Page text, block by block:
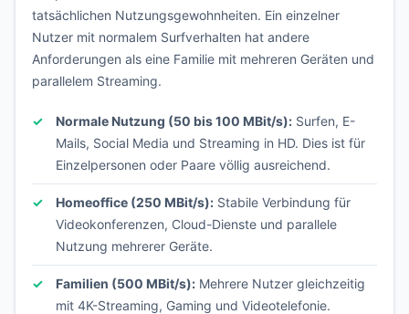
tatsächlichen Nutzungsgewohnheiten. Ein einzelner
Nutzer mit normalem Surfverhalten hat andere
Anforderungen als eine Familie mit mehreren Geräten und
parallelem Streaming.
Normale Nutzung (50 bis 100 MBit/s): Surfen, E-
Mails, Social Media und Streaming in HD. Dies ist für
Einzelpersonen oder Paare völlig ausreichend.
Homeoffice (250 MBit/s): Stabile Verbindung für
Videokonferenzen, Cloud-Dienste und parallele
Nutzung mehrerer Geräte.
Familien (500 MBit/s): Mehrere Nutzer gleichzeitig
mit 4K-Streaming, Gaming und Videotelefonie.